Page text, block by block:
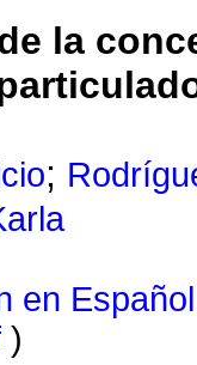
la
;
en Español
)